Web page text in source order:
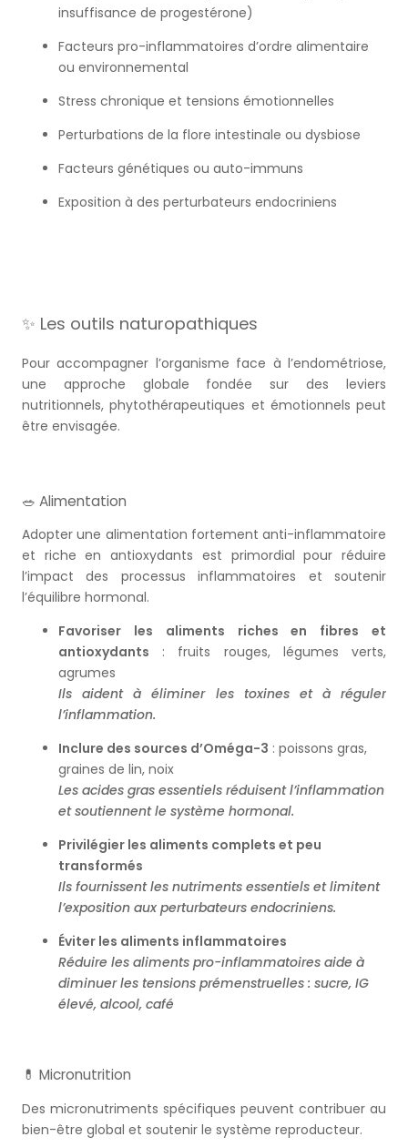
insuffisance de progestérone)
Facteurs pro-inflammatoires d’ordre alimentaire
ou environnemental
Stress chronique et tensions émotionnelles
Perturbations de la flore intestinale ou dysbiose
Facteurs génétiques ou auto-immuns
Exposition à des perturbateurs endocriniens
✨ Les outils naturopathiques
Pour accompagner l’organisme face à l’endométriose,
une approche globale fondée sur des leviers
nutritionnels, phytothérapeutiques et émotionnels peut
être envisagée.
🥗 Alimentation
Adopter une alimentation fortement anti-inflammatoire
et riche en antioxydants est primordial pour réduire
l’impact des processus inflammatoires et soutenir
l’équilibre hormonal.
Favoriser les aliments riches en fibres et
antioxydants : fruits rouges, légumes verts,
agrumes
Ils aident à éliminer les toxines et à réguler
l’inflammation.
Inclure des sources d’Oméga-3 : poissons gras,
graines de lin, noix
Les acides gras essentiels réduisent l’inflammation
et soutiennent le système hormonal.
Privilégier les aliments complets et peu
transformés
Ils fournissent les nutriments essentiels et limitent
l’exposition aux perturbateurs endocriniens.
Éviter les aliments inflammatoires
Réduire les aliments pro-inflammatoires aide à
diminuer les tensions prémenstruelles : sucre, IG
élevé, alcool, café
💊 Micronutrition
Des micronutriments spécifiques peuvent contribuer au
bien-être global et soutenir le système reproducteur.